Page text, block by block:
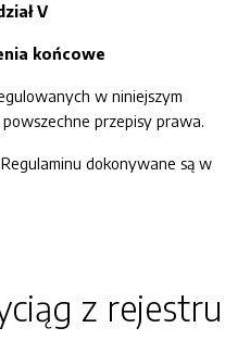
V
końcowe
w niniejszym
przepisy prawa.
dokonywane są w
z rejestru